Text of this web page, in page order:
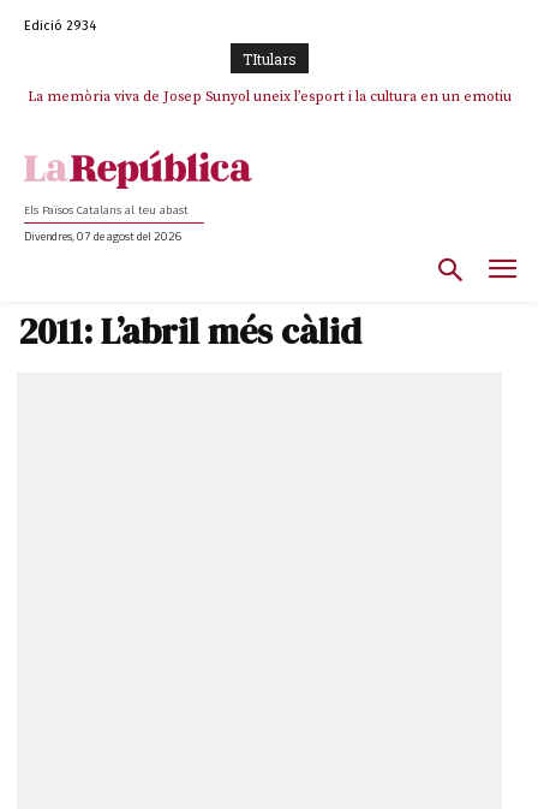
Edició 2934
TItulars
La memòria viva de Josep Sunyol uneix l’esport i la cultura en un emotiu
La “dignitat” a mitges de Marc Puigtió: renuncia a Girona pels àudios però
Els Països Catalans al teu abast
Divendres, 07 de agost del 2026
2011: L’abril més càlid